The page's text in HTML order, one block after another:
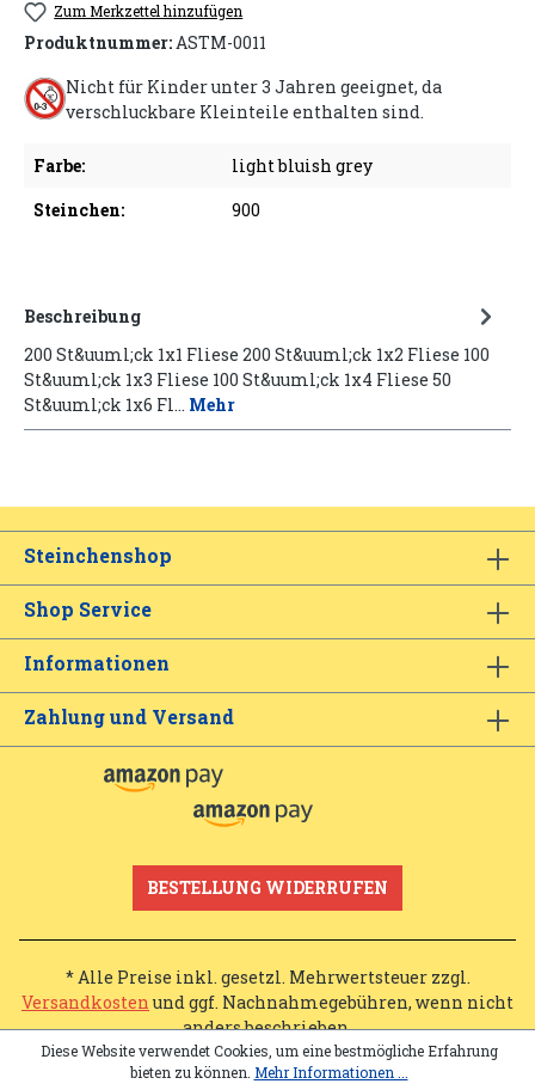
Zum Merkzettel hinzufügen
Produktnummer: ASTM-0011
Nicht für Kinder unter 3 Jahren geeignet, da
verschluckbare Kleinteile enthalten sind.
Farbe:
light bluish grey
Steinchen:
900
Beschreibung
200 St&uuml;ck 1x1 Fliese 200 St&uuml;ck 1x2 Fliese 100
St&uuml;ck 1x3 Fliese 100 St&uuml;ck 1x4 Fliese 50
St&uuml;ck 1x6 Fl… Mehr
Steinchenshop
Shop Service
Informationen
Zahlung und Versand
BESTELLUNG WIDERRUFEN
* Alle Preise inkl. gesetzl. Mehrwertsteuer zzgl.
Versandkosten und ggf. Nachnahmegebühren, wenn nicht
anders beschrieben.
Diese Website verwendet Cookies, um eine bestmögliche Erfahrung
bieten zu können. Mehr Informationen ...